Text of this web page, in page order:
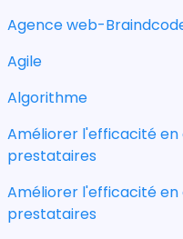
Agence web-
Agile
Algorithme
Améliorer l'efficacité
prestataires
Améliorer l'efficacité
prestataires